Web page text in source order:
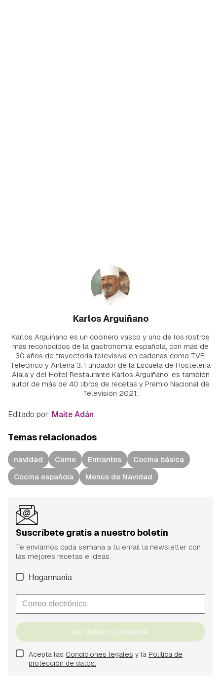
Karlos Arguiñano
Karlos Arguiñano es un cocinero vasco y uno de los rostros
más reconocidos de la gastronomía española, con más de
30 años de trayectoria televisiva en cadenas como TVE,
Telecinco y Antena 3. Fundador de la Escuela de Hostelería
Aiala y del Hotel Restaurante Karlos Arguiñano, es también
autor de más de 40 libros de recetas y Premio Nacional de
Televisión 2021.
Editado por: Maite Adán
Temas relacionados
navidad Carne Entrantes
Cocina básica
Cocina española
Menús de Navidad
Suscríbete gratis a nuestro boletín
Te enviamos cada semana a tu email la newsletter con
las mejores recetas e ideas.
Hogarmania
ME QUIERO SUSCRIBIR
Acepta las Condiciones legales y la Política de
protección de datos.